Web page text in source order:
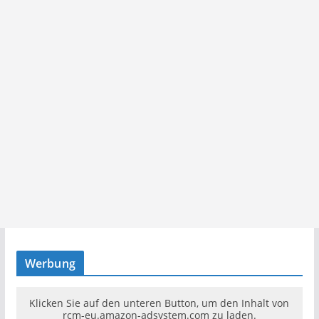
Werbung
Klicken Sie auf den unteren Button, um den Inhalt von
rcm-eu.amazon-adsystem.com zu laden.